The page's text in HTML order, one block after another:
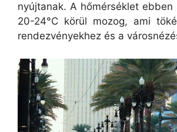
nyújtanak. A hőmérséklet ebben
20-24°C körül mozog, ami
rendezvényekhez és a